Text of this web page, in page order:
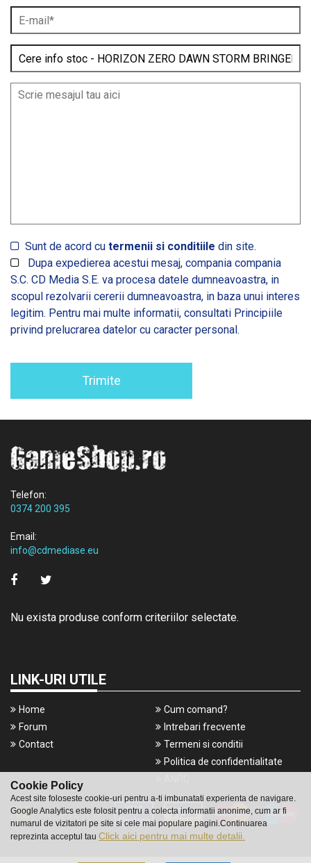
Cookie Policy
Acest site foloseste cookie-uri pentru a-ti imbunatati experienta de navigare.
Google Analytics este folosit pentru a colecta informatii anonime, cum ar fi
numarul de vizitatori pe site si cele mai populare pagini.Continuarea
reprezinta acceptul tau Click aici pentru mai multe detalii.
Sunt de acord cu termenii si conditiile din site.
Dupa expedierea acestui mesaj, compania compania
S.C. CD Media S.E. va procesa datele dumneavoastra, in
scopul rezolvarii cererii dumneavoastra, in baza unui interes
legitim. Pentru mai multe informatii, consultati Principiile
privind prelucrarea datelor cu caracter personal.
Trimite
Telefon:
0374 200 395
Email:
info@cdmediase.eu
Nu exista produse conform criteriilor selectate.
LINK-URI UTILE
Home
Forum
Contact
Cum comand?
Intrebari frecvente
Termeni si conditii
Politica de confidentialitate